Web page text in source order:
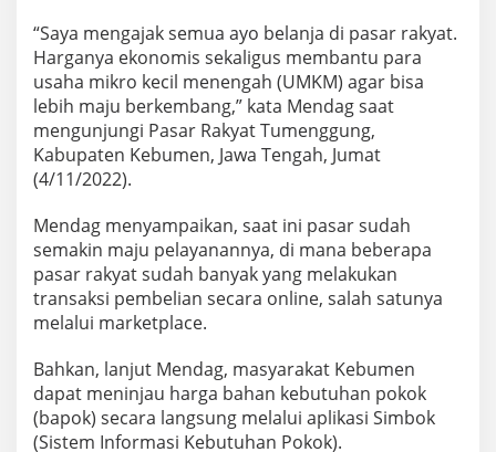
“Saya mengajak semua ayo belanja di pasar rakyat.
Harganya ekonomis sekaligus membantu para
usaha mikro kecil menengah (UMKM) agar bisa
lebih maju berkembang,” kata Mendag saat
mengunjungi Pasar Rakyat Tumenggung,
Kabupaten Kebumen, Jawa Tengah, Jumat
(4/11/2022).
Mendag menyampaikan, saat ini pasar sudah
semakin maju pelayanannya, di mana beberapa
pasar rakyat sudah banyak yang melakukan
transaksi pembelian secara online, salah satunya
melalui marketplace.
Bahkan, lanjut Mendag, masyarakat Kebumen
dapat meninjau harga bahan kebutuhan pokok
(bapok) secara langsung melalui aplikasi Simbok
(Sistem Informasi Kebutuhan Pokok).